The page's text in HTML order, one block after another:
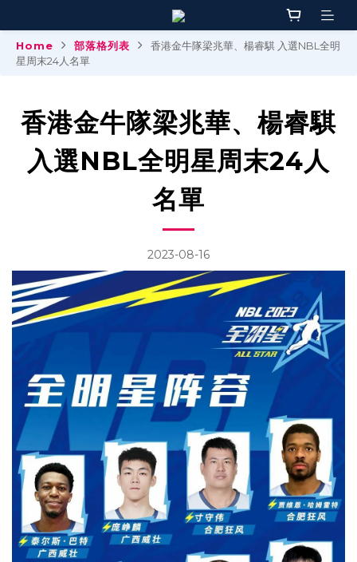
Home 部落格列表
香港金牛隊梁兆華、楊睿騏 入選NBL全明
星周末24人名單
香港金牛隊梁兆華、楊睿騏
入選NBL全明星周末24人
名單
2023-08-16